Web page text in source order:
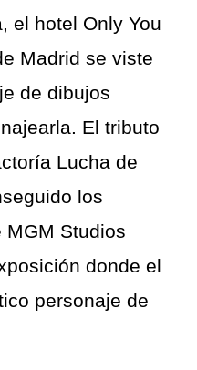
el hotel Only You
Madrid se viste
de dibujos
El tributo
Lucha de
los
MGM Studios
donde el
personaje de